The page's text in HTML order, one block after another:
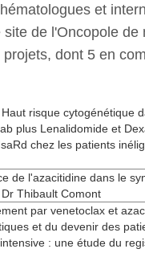
et
site de l'Oncopole
dont 5 en
risque cytogénétique
plus Lenalidomide et
chez les patients
de l'azacitidine dans le
Thibault Comont
par venetoclax et
et du devenir des
: une étude du